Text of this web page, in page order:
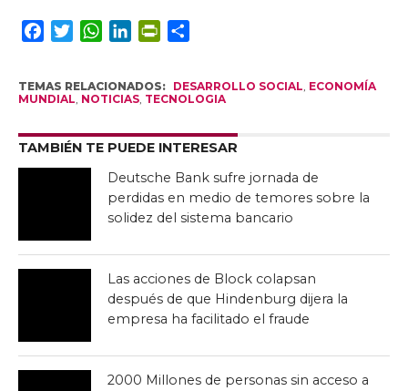
FacebookTwitterWhatsApp
LinkedInPrintFriendly
TEMAS RELACIONADOS: DESARROLLO SOCIAL, ECONOMÍA
MUNDIAL, NOTICIAS, TECNOLOGIA
TAMBIÉN TE PUEDE INTERESAR
Deutsche Bank sufre jornada de
perdidas en medio de temores sobre la
solidez del sistema bancario
Las acciones de Block colapsan
después de que Hindenburg dijera la
empresa ha facilitado el fraude
2000 Millones de personas sin acceso a